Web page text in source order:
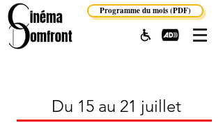
Programme du mois (PDF)
Du 15 au 21 juillet